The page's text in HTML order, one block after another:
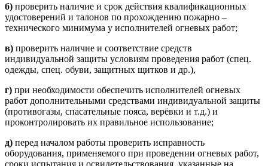
б) проверить наличие и срок действия квалификационных
удостоверений и талонов по прохождению пожарно –
технического минимума у исполнителей огневых работ;
в) проверить наличие и соответствие средств
индивидуальной защиты условиям проведения работ (спец.
одежды, спец. обуви, защитных щитков и др.),
г) при необходимости обеспечить исполнителей огневых
работ дополнительными средствами индивидуальной защиты
(противогазы, спасательные пояса, верёвки и т.д.) и
проконтролировать их правильное использование;
д) перед началом работы проверить исправность
оборудования, применяемого при проведении огневых работ,
сроки испытания и освидетельствования, указанные на